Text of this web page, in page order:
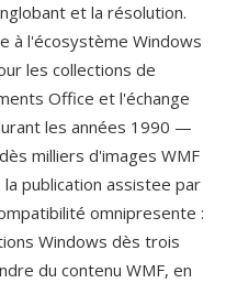
et la résolution.
à l'écosystème Windows
les collections de
Office et l'échange
les années 1990 —
milliers d'images WMF
publication assistee par
omnipresente :
Windows dès trois
du contenu WMF, en